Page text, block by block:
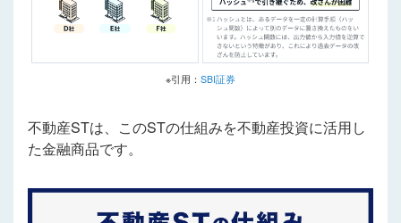
※引用： SBI証券
不動産STは、このSTの仕組みを不動産投資に活用し
た金融商品です。